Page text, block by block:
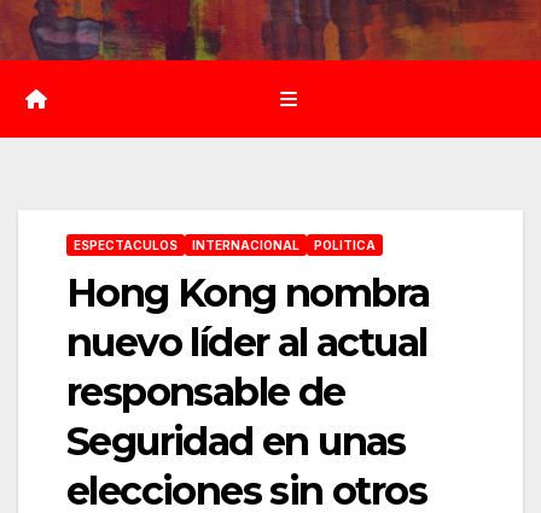
Saltar
al
contenido
ESPECTACULOS INTERNACIONAL POLITICA
Hong Kong nombra
nuevo líder al actual
responsable de
Seguridad en unas
elecciones sin otros